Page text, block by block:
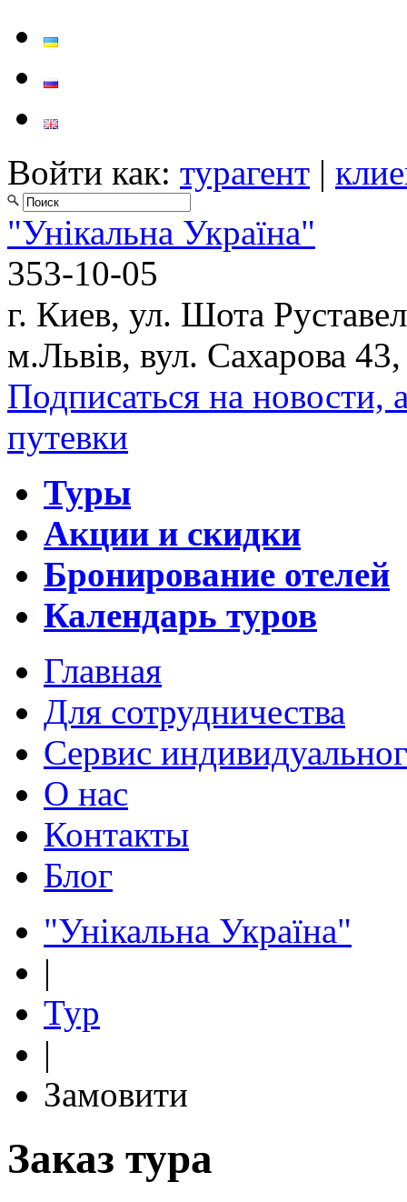
Войти как: турагент |
"Унікальна Україна"
353-10-05
г. Киев, ул. Шота
м.Львів, вул. Сахарова
Подписаться на новости,
путевки
Туры
Акции и скидки
Бронирование отелей
Календарь туров
Главная
Для сотрудничества
Сервис
О нас
Контакты
Блог
"Унікальна Україна"
|
Тур
|
Замовити
Заказ тура